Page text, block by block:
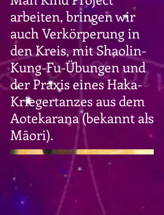
arbeiten, bringen wir
auch Verkörperung in
den Kreis, mit Shaolin-
Kung-Fu-Übungen und
der Praxis eines Haka-
Kriegertanzes aus dem
Aotekarana (bekannt als
Māori).